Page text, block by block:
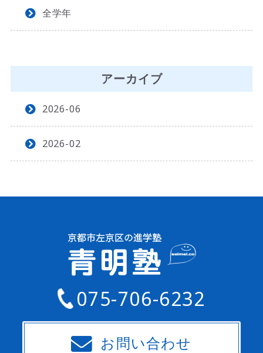
全学年
アーカイブ
2026-06
2026-02
075-706-6232
お問い合わせ